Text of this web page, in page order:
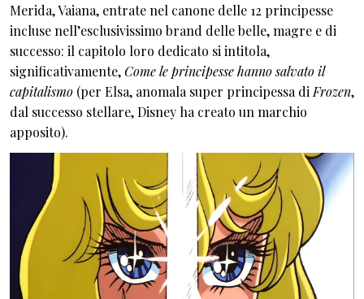
Merida, Vaiana, entrate nel canone delle 12 principesse
incluse nell’esclusivissimo brand delle belle, magre e di
successo: il capitolo loro dedicato si intitola,
significativamente,Come le principesse hanno salvato il
capitalismo (per Elsa, anomala super principessa di Frozen,
dal successo stellare, Disney ha creato un marchio
apposito).